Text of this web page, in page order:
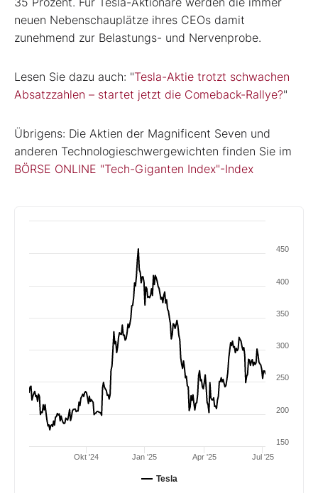
neuen Nebenschauplätze ihres CEOs damit
zunehmend zur Belastungs- und Nervenprobe.
Lesen Sie dazu auch: "Tesla-Aktie trotzt schwachen
Absatzzahlen – startet jetzt die Comeback-Rallye?"
Übrigens: Die Aktien der Magnificent Seven und
anderen Technologieschwergewichten finden Sie im
BÖRSE ONLINE "Tech-Giganten Index"-Index
Tesla
Jan '25 Jul '25
Okt '24 Apr '25
150
200
250
300
350
400
450